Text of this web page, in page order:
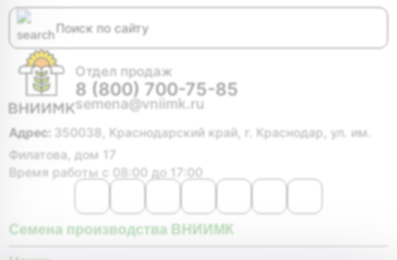
Отдел продаж
8 (800) 700-75-85
semena@vniimk.ru
Адрес: 350038, Краснодарский край, г. Краснодар, ул. им.
Филатова, дом 17
Время работы с 08:00 до 17:00
Семена производства ВНИИМК